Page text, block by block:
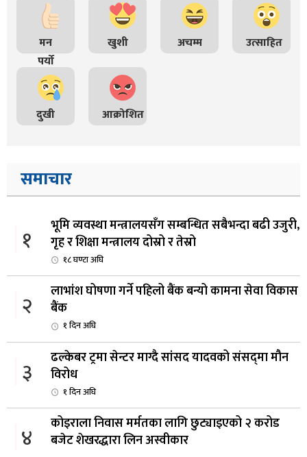
मन
पर्यो
खुशी अचम्म उत्साहित
दुखी आक्रोशित
समाचार
१
भूमि व्यवस्था मन्त्रालयसँग सम्बन्धित सबैभन्दा बढी उजुरी,
गृह र शिक्षा मन्त्रालय दोस्रो र तेस्रो
१८ घण्टा अघि
२
लाभांश घोषणा गर्ने पहिलो बैंक बन्यो कामना सेवा विकास
बैंक
१ दिन अघि
३
ढल्केबर ट्रमा सेन्टर माग्दै सांसद यादवको संसद्‌मा मौन
विरोध
१ दिन अघि
४
कोइराला निवास मर्मतका लागि छुट्याइएको २ करोड
बजेट शेखरद्धारा लिन अस्वीकार